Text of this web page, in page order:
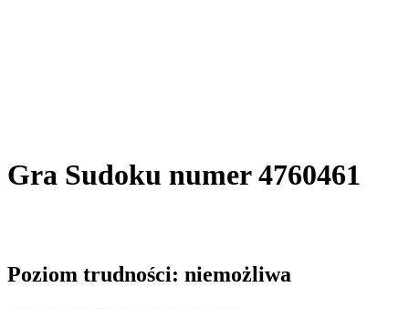
Gra Sudoku numer 4760461
Poziom trudności: niemożliwa